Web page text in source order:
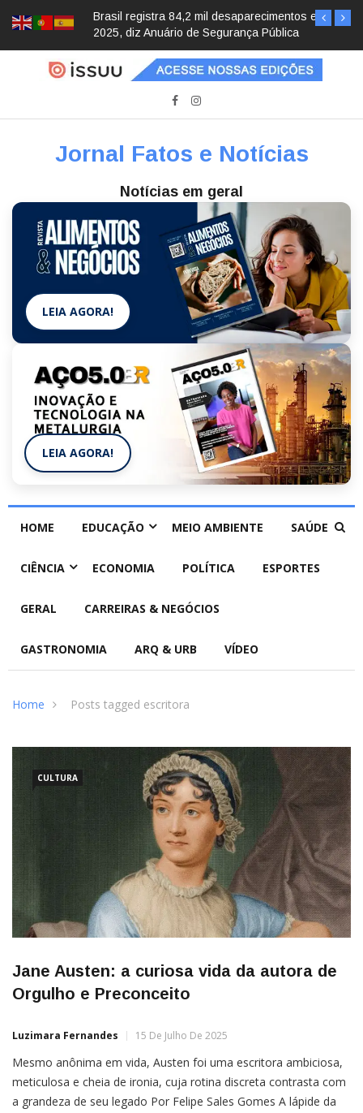
Brasil registra 84,2 mil desaparecimentos em
2025, diz Anuário de Segurança Pública
Jornal Fatos e Notícias
Notícias em geral
LEIA AGORA!
LEIA AGORA!
HOME EDUCAÇÃO MEIO AMBIENTE SAÚDE
CIÊNCIA ECONOMIA POLÍTICA ESPORTES
GERAL CARREIRAS & NEGÓCIOS
GASTRONOMIA ARQ & URB VÍDEO
Home Posts tagged escritora
CULTURA
Jane Austen: a curiosa vida da autora de
Orgulho e Preconceito
Luzimara Fernandes 15 De Julho De 2025
Mesmo anônima em vida, Austen foi uma escritora ambiciosa,
meticulosa e cheia de ironia, cuja rotina discreta contrasta com
a grandeza de seu legado Por Felipe Sales Gomes A lápide da